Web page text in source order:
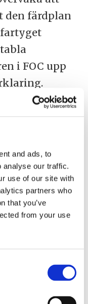
and ads, to
analyse our traffic.
use of our site with
partners who
that you’ve
from your use
den färdplan
i FOC upp
men även
ny flexibel
med
liknar
en